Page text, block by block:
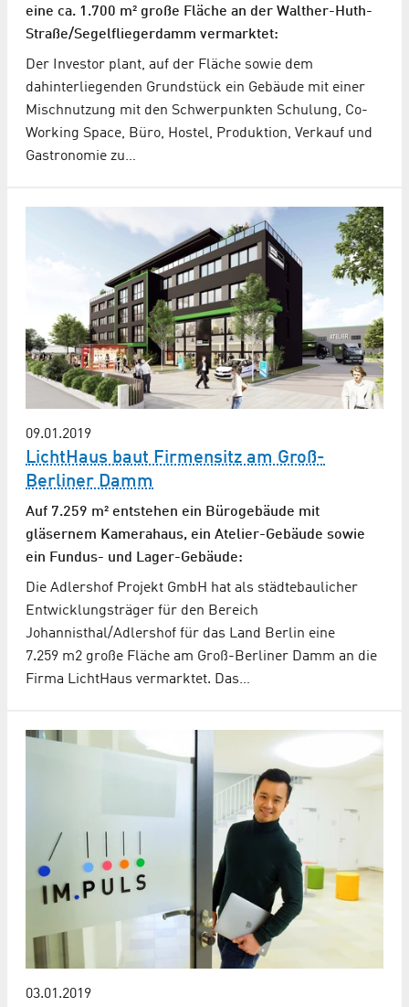
eine ca. 1.700 m² große Fläche an der Walther-Huth-
Straße/Segel­flieger­damm vermarktet:
Der Investor plant, auf der Fläche sowie dem
dahinterliegenden Grundstück ein Gebäude mit einer
Mischnutzung mit den Schwerpunkten Schulung, Co-
Working Space, Büro, Hostel, Produktion, Verkauf und
Gastronomie zu…
09.01.2019
LichtHaus baut Firmensitz am Groß-
Berliner Damm
Auf 7.259 m² entstehen ein Bürogebäude mit
gläsernem Kamerahaus, ein Atelier-Gebäude sowie
ein Fundus- und Lager-Gebäude:
Die Adlershof Projekt GmbH hat als städtebaulicher
Entwicklungsträger für den Bereich
Johannisthal/Adlershof für das Land Berlin eine
7.259 m2 große Fläche am Groß-Berliner Damm an die
Firma LichtHaus vermarktet. Das…
03.01.2019